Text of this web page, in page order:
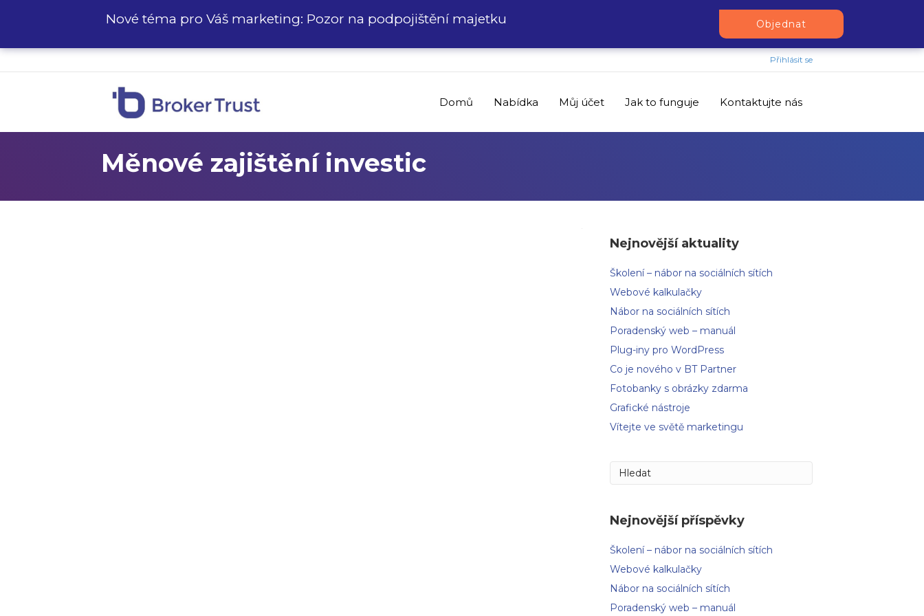
Přihlásit se
Domů Nabídka Můj účet Jak to funguje Kontaktujte nás
Měnové zajištění investic
Nejnovější aktuality
Školení – nábor na sociálních sítích
Webové kalkulačky
Nábor na sociálních sítích
Poradenský web – manuál
Plug-iny pro WordPress
Co je nového v BT Partner
Fotobanky s obrázky zdarma
Grafické nástroje
Vítejte ve světě marketingu
Nejnovější příspěvky
Školení – nábor na sociálních sítích
Webové kalkulačky
Nábor na sociálních sítích
Poradenský web – manuál
Nové téma pro Váš marketing: Pozor na podpojištění majetku Objednat